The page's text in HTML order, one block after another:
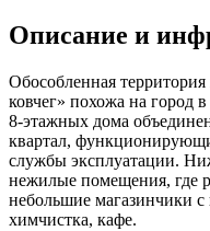
Описание и
Обособленная
ковчег» похожа на город
8-этажных дома
квартал,
службы эксплуатации.
нежилые помещения, где
небольшие магазинчики
химчистка, кафе.